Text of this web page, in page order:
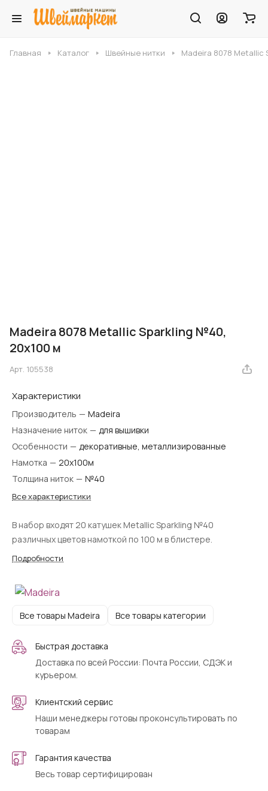
Главная Каталог Швейные нитки Madeira 8078 Metallic
Madeira 8078 Metallic Sparkling №40,
20х100 м
Арт. 105538
Характеристики
Производитель — Madeira
Назначение ниток — для вышивки
Особенности — декоративные, металлизированные
Намотка — 20х100м
Толщина ниток — №40
Все характеристики
В набор входят 20 катушек Metallic Sparkling №40
различных цветов намоткой по 100 м в блистере.
Подробности
Все товары Madeira Все товары категории
Быстрая доставка
Доставка по всей России: Почта России, СДЭК и
курьером.
Клиентский сервис
Наши менеджеры готовы проконсультировать по
товарам
Гарантия качества
Весь товар сертифицирован